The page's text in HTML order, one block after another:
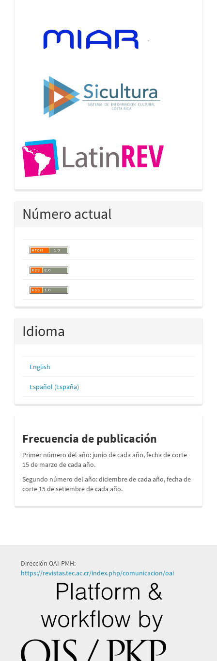
.
Número actual
Idioma
English
Español (España)
Frecuencia de publicación
Primer número del año: junio de cada año, fecha de corte
15 de marzo de cada año.
Segundo número del año: diciembre de cada año, fecha de
corte 15 de setiembre de cada año.
Dirección OAI-PMH:
https://revistas.tec.ac.cr/index.php/comunicacion/oai